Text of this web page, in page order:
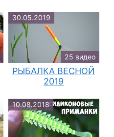
30.05.2019
25 видео
РЫБАЛКА ВЕСНОЙ
2019
10.08.2018